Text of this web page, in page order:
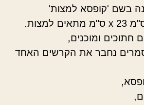
בשם 'קופסא למצות'
חתוכים ומוכנים,
נחבר את הקרשים האחד